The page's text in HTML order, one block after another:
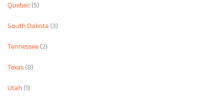
Quebec(5)
South Dakota(3)
Tennessee(2)
Texas(8)
Utah(1)